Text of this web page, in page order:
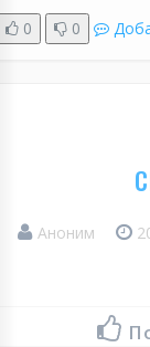
0 0
Аноним